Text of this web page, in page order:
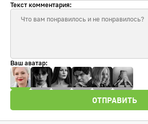
Текст комментария:
Ваш аватар:
ОТПРАВИТЬ